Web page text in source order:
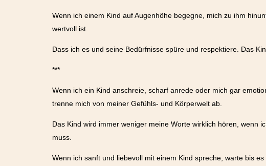
Wenn ich einem Kind auf Augenhöhe begegne, mich zu ihm
wertvoll ist.
Dass ich es und seine Bedürfnisse spüre und respektiere. Das
***
Wenn ich ein Kind anschreie, scharf anrede oder mich gar
trenne mich von meiner Gefühls- und Körperwelt ab.
Das Kind wird immer weniger meine Worte wirklich hören, wenn
muss.
Wenn ich sanft und liebevoll mit einem Kind spreche, warte bis